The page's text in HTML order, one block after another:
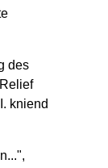
des
kniend